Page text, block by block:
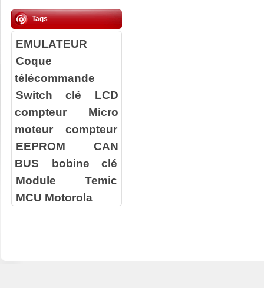
Tags
EMULATEUR
Coque
télécommande
Switch clé
LCD
compteur
Micro
moteur compteur
EEPROM
CAN
BUS
bobine clé
Module Temic
MCU Motorola